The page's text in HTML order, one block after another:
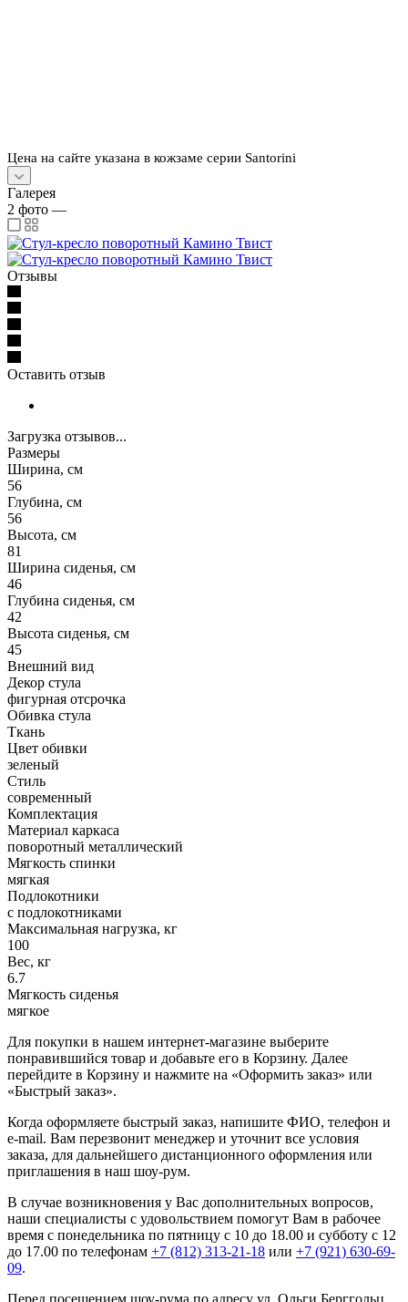
Цена на сайте указана в кожзаме серии Santorini
Галерея
2 фото —
Отзывы
Оставить отзыв
Загрузка отзывов...
Размеры
Ширина, см
56
Глубина, см
56
Высота, см
81
Ширина сиденья, см
46
Глубина сиденья, см
42
Высота сиденья, см
45
Внешний вид
Декор стула
фигурная отсрочка
Обивка стула
Ткань
Цвет обивки
зеленый
Стиль
современный
Комплектация
Материал каркаса
поворотный металлический
Мягкость спинки
мягкая
Подлокотники
с подлокотниками
Максимальная нагрузка, кг
100
Вес, кг
6.7
Мягкость сиденья
мягкое
Для покупки в нашем интернет-магазине выберите
понравившийся товар и добавьте его в Корзину. Далее
перейдите в Корзину и нажмите на «Оформить заказ» или
«Быстрый заказ».
Когда оформляете быстрый заказ, напишите ФИО, телефон и
e-mail. Вам перезвонит менеджер и уточнит все условия
заказа, для дальнейшего дистанционного оформления или
приглашения в наш шоу-рум.
В случае возникновения у Вас дополнительных вопросов,
наши специалисты с удовольствием помогут Вам в рабочее
время с понедельника по пятницу с 10 до 18.00 и субботу с 12
до 17.00 по телефонам +7 (812) 313-21-18 или +7 (921) 630-69-
09.
Перед посещением шоу-рума по адресу ул. Ольги Берггольц,